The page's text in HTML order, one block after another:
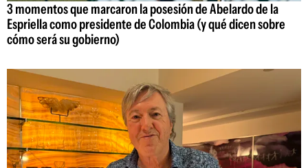
3 momentos que marcaron la posesión de Abelardo de la
Espriella como presidente de Colombia (y qué dicen sobre
cómo será su gobierno)